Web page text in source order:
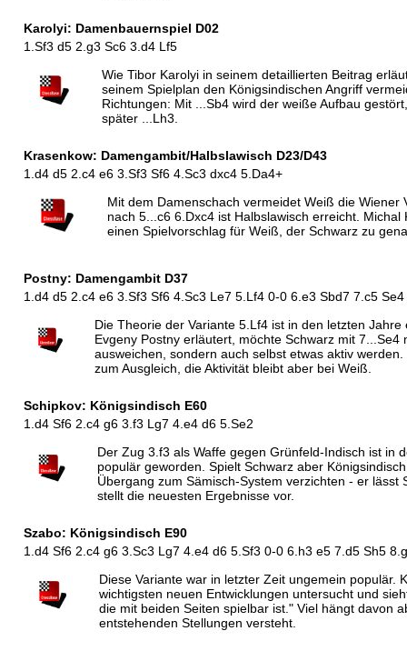
Karolyi: Damenbauernspiel D02
1.Sf3 d5 2.g3 Sc6 3.d4 Lf5
Wie Tibor Karolyi in seinem detaillierten Beitrag
seinem Spielplan den Königsindischen Angriff
Richtungen: Mit ...Sb4 wird der weiße Aufbau
später ...Lh3.
Krasenkow: Damengambit/Halbslawisch D23/D43
1.d4 d5 2.c4 e6 3.Sf3 Sf6 4.Sc3 dxc4 5.Da4+
Mit dem Damenschach vermeidet Weiß die Wiener
nach 5...c6 6.Dxc4 ist Halbslawisch erreicht. Michal
einen Spielvorschlag für Weiß, der Schwarz zu
Postny: Damengambit D37
1.d4 d5 2.c4 e6 3.Sf3 Sf6 4.Sc3 Le7 5.Lf4 0-0 6.e3 Sbd7 7.c5 Se4
Die Theorie der Variante 5.Lf4 ist in den letzten
Evgeny Postny erläutert, möchte Schwarz mit 7...Se4
ausweichen, sondern auch selbst etwas aktiv
zum Ausgleich, die Aktivität bleibt aber bei Weiß.
Schipkov: Königsindisch E60
1.d4 Sf6 2.c4 g6 3.f3 Lg7 4.e4 d6 5.Se2
Der Zug 3.f3 als Waffe gegen Grünfeld-Indisch ist in
populär geworden. Spielt Schwarz aber
Übergang zum Sämisch-System verzichten - er lässt
stellt die neuesten Ergebnisse vor.
Szabo: Königsindisch E90
1.d4 Sf6 2.c4 g6 3.Sc3 Lg7 4.e4 d6 5.Sf3 0-0 6.h3 e5 7.d5 Sh5
Diese Variante war in letzter Zeit ungemein populär.
wichtigsten neuen Entwicklungen untersucht und
die mit beiden Seiten spielbar ist." Viel hängt davon
entstehenden Stellungen versteht.